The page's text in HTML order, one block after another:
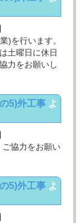
)を行います。
土曜日に休日
力をお願いし
5)外工事 よ
協力をお願い
5)外工事 よ